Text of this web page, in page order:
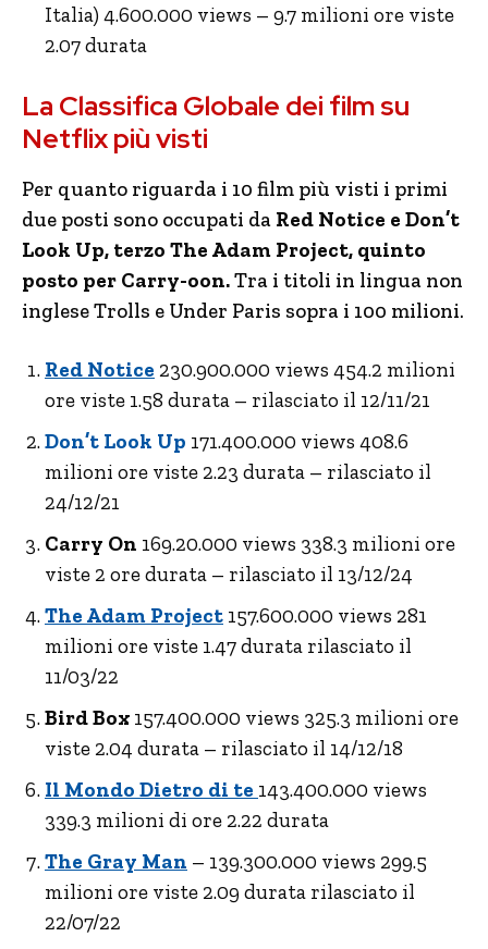
Italia) 4.600.000 views – 9.7 milioni ore viste
2.07 durata
La Classifica Globale dei film su
Netflix più visti
Per quanto riguarda i 10 film più visti i primi
due posti sono occupati da Red Notice e Don’t
Look Up, terzo The Adam Project, quinto
posto per Carry-oon.Tra i titoli in lingua non
inglese Trolls e Under Paris sopra i 100 milioni.
Red Notice 230.900.000 views 454.2 milioni
ore viste 1.58 durata – rilasciato il 12/11/21
Don’t Look Up 171.400.000 views 408.6
milioni ore viste 2.23 durata – rilasciato il
24/12/21
Carry On 169.20.000 views 338.3 milioni ore
viste 2 ore durata – rilasciato il 13/12/24
The Adam Project 157.600.000 views 281
milioni ore viste 1.47 durata rilasciato il
11/03/22
Bird Box 157.400.000 views 325.3 milioni ore
viste 2.04 durata – rilasciato il 14/12/18
Il Mondo Dietro di te 143.400.000 views
339.3 milioni di ore 2.22 durata
The Gray Man – 139.300.000 views 299.5
milioni ore viste 2.09 durata rilasciato il
22/07/22